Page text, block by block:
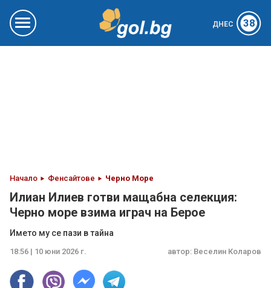
ДНЕС 38
Начало Фенсайтове Черно Море
Илиан Илиев готви мащабна селекция:
Черно море взима играч на Берое
Името му се пази в тайна
18:56 | 10 юни 2026 г. автор: Веселин Коларов